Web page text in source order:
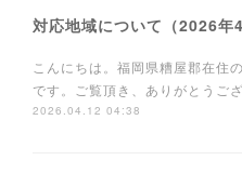
対応地域について（2026年
こんにちは。福岡県糟屋郡在住
です。ご覧頂き、ありがとうご
2026.04.12 04:38